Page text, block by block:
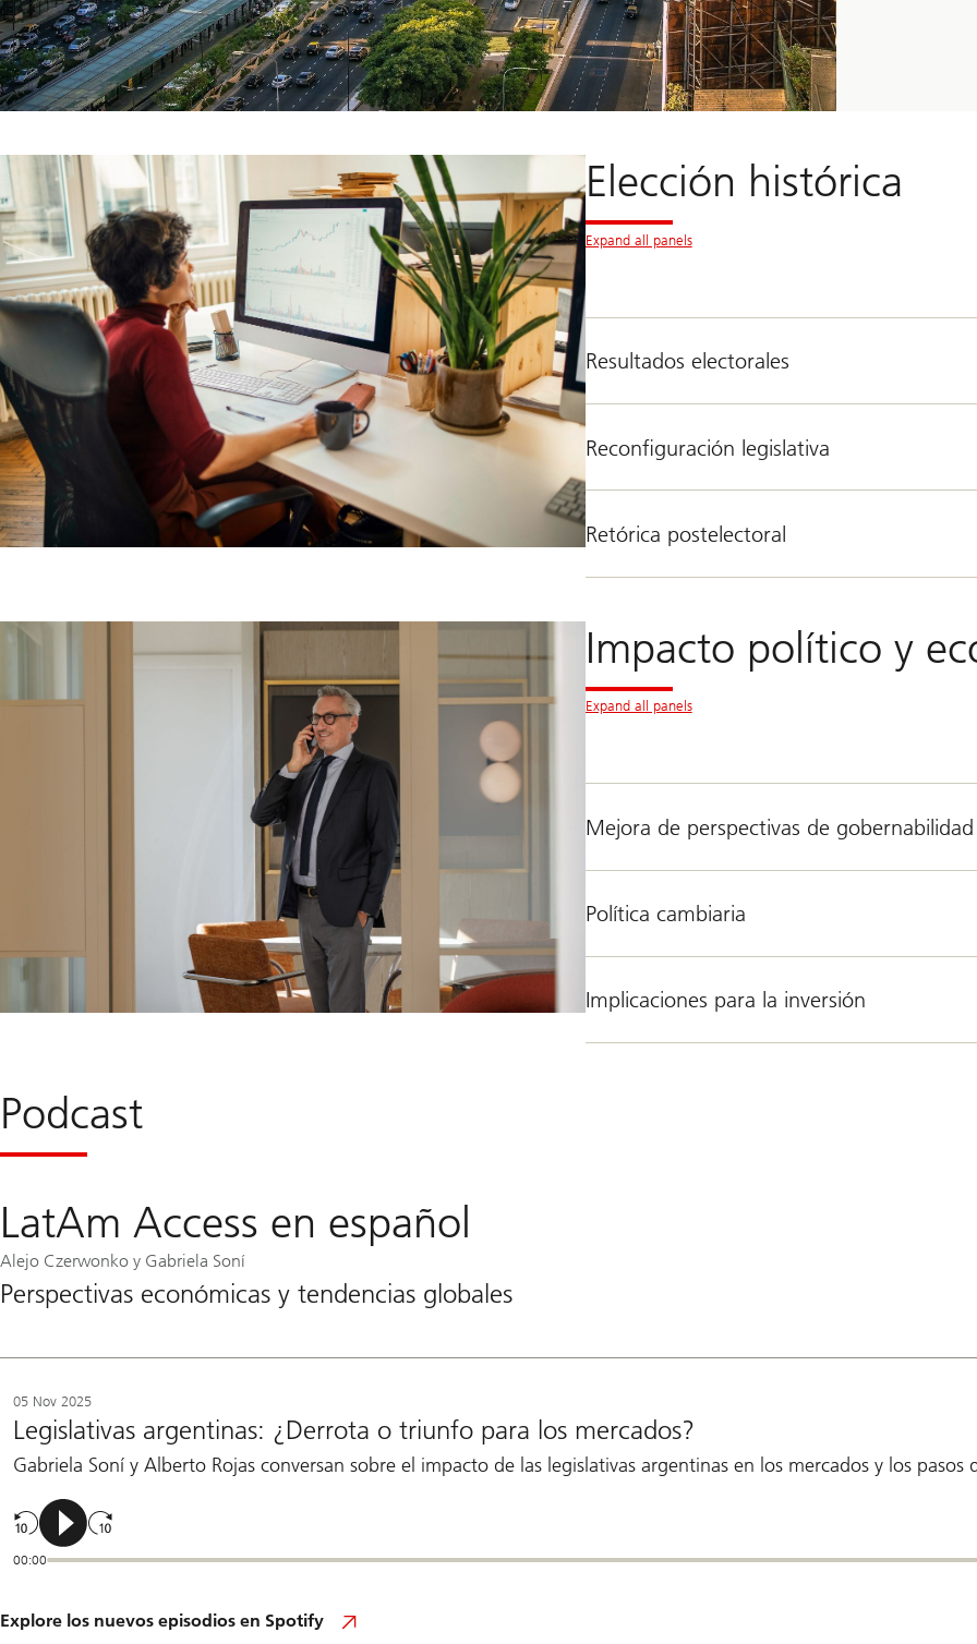
Elección histórica
Expand all panels
Resultados electorales
Reconfiguración legislativa
Retórica postelectoral
Impacto político y
Expand all panels
Mejora de perspectivas de
Política cambiaria
Implicaciones para la inversión
Podcast
LatAm Access en español
Alejo Czerwonko y Gabriela Soní
Perspectivas económicas y tendencias globales
05 Nov 2025
Legislativas argentinas: ¿Derrota o triunfo para los mercados?
Gabriela Soní y Alberto Rojas conversan sobre el impacto de las legislativas argentinas en los mercados y los
00:00
Explore los nuevos episodios en Spotify